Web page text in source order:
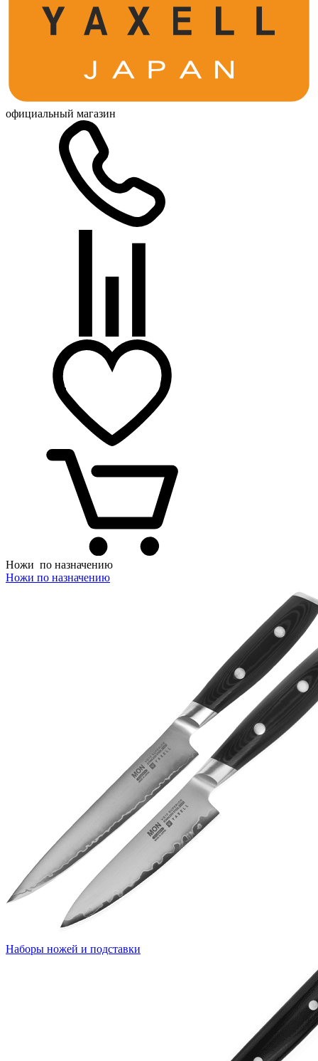
официальный магазин
Ножи по назначению
Ножи по назначению
Наборы ножей и подставки